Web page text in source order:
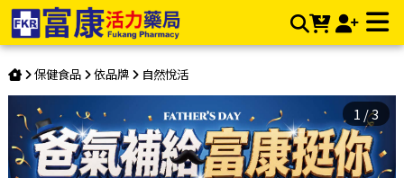
【多件優惠】《自然悅活》MSM密法之源複方膠囊 60粒/盒 | 富
康活力藥局購物商城
保健食品 依品牌 自然悅活
1 /3